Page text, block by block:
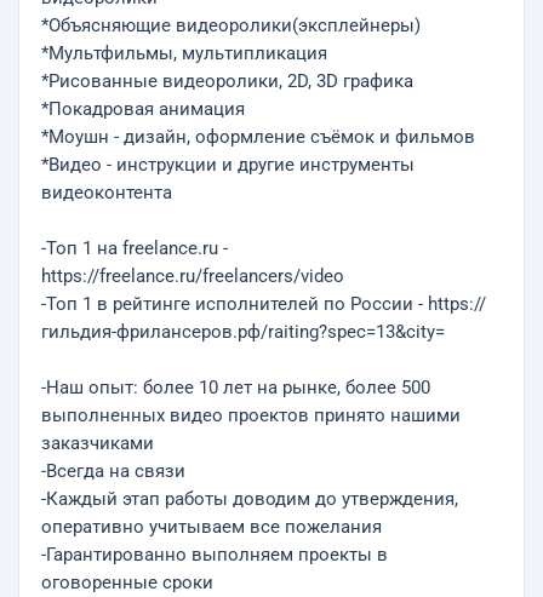
*Объясняющие видеоролики(эксплейнеры)
*Мультфильмы, мультипликация
*Рисованные видеоролики, 2D, 3D графика
*Покадровая анимация
*Моушн - дизайн, оформление съёмок и фильмов
*Видео - инструкции и другие инструменты
видеоконтента
-Топ 1 на freelance.ru -
https://freelance.ru/freelancers/video
-Топ 1 в рейтинге исполнителей по России - https://
гильдия-фрилансеров.рф/raiting?spec=13&city=
-Наш опыт: более 10 лет на рынке, более 500
выполненных видео проектов принято нашими
заказчиками
-Всегда на связи
-Каждый этап работы доводим до утверждения,
оперативно учитываем все пожелания
-Гарантированно выполняем проекты в
оговоренные сроки